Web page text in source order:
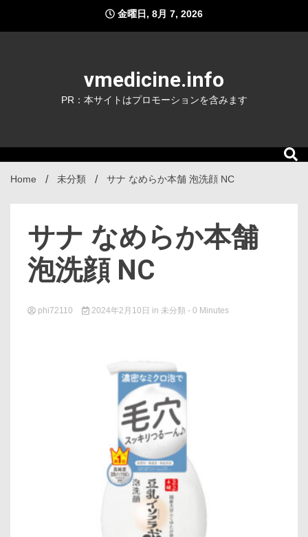
content
金曜日, 8月 7, 2026
vmedicine.info
PR：本サイトはプロモーションを含みます
Home 未分類 サナ なめらか本舗 泡洗顔 NC
サナ なめらか本舗
泡洗顔 NC
phi72110 2024年2月10日 in 未分類 - 0 Minutes